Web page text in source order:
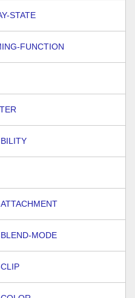
STATE
FUNCTION
MODE